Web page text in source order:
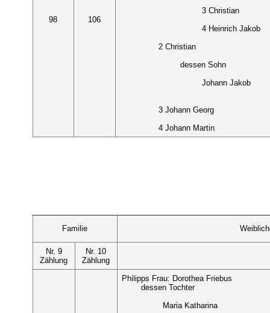
98 106
3 Christian
4 Heinrich Jakob
2 Christian
dessen Sohn
Johann Jakob
3 Johann Georg
4 Johann Martin
Familie
Nr. 9
Zählung
Nr. 10
Zählung
Philipps Frau: Dorothea Friebus
dessen Tochter
Maria Katharina